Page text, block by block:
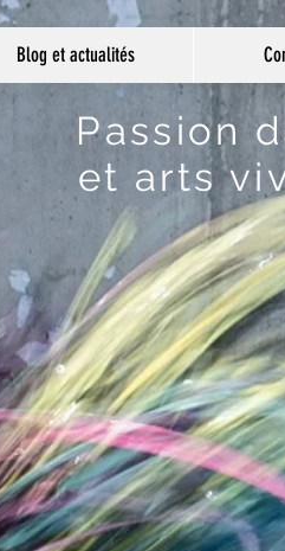
Blog et actualités
Passion
et arts